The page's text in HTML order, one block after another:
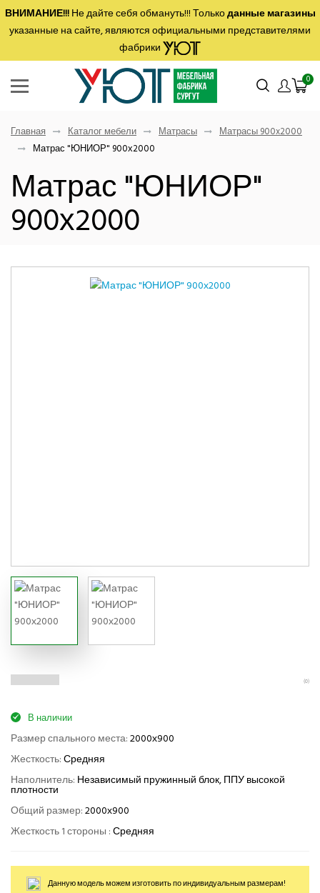
ВНИМАНИЕ!!!Не дайте себя обмануть!!! Толькоданные магазины
указанные на сайте, являются официальными представителями
фабрики
0
Главная Каталог мебели Матрасы
Матрасы 900x2000
Матрас "ЮНИОР" 900х2000
Матрас "ЮНИОР"
900х2000
(0)
В наличии
Размер спального места:2000х900
Жесткость:Средняя
Наполнитель: Независимый пружинный блок, ППУ высокой
плотности
Общий размер:2000х900
Жесткость 1 стороны :Средняя
Данную модель можем изготовить по индивидуальным размерам!